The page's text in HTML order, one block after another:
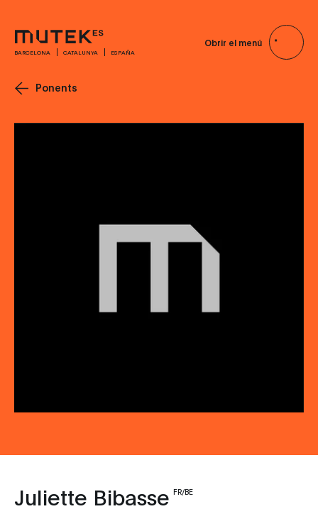
BARCELONA CATALUNYA ESPAÑA
Obrir el menú
Ponents
Juliette Bibasse FR/BE